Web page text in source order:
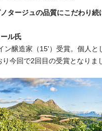
タージュの品質にこだわり続
ル氏
ン醸造家（15'）受賞。個人と
今回で2回目の受賞となりま